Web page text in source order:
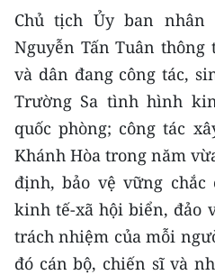
Media Chính trị
Media Kinh tế
Media Văn hóa
Media Xã hội
Media Pháp luật
Media Du lịch
Media Thế giới
Chủ tịch Ủy ban nhân
Nguyễn Tấn Tuân
và dân đang công tác,
Trường Sa tình hình
quốc phòng; công tác
Khánh Hòa trong năm
định, bảo vệ vững
kinh tế-xã hội biển, đảo
trách nhiệm của mỗi
đó cán bộ, chiến sĩ và